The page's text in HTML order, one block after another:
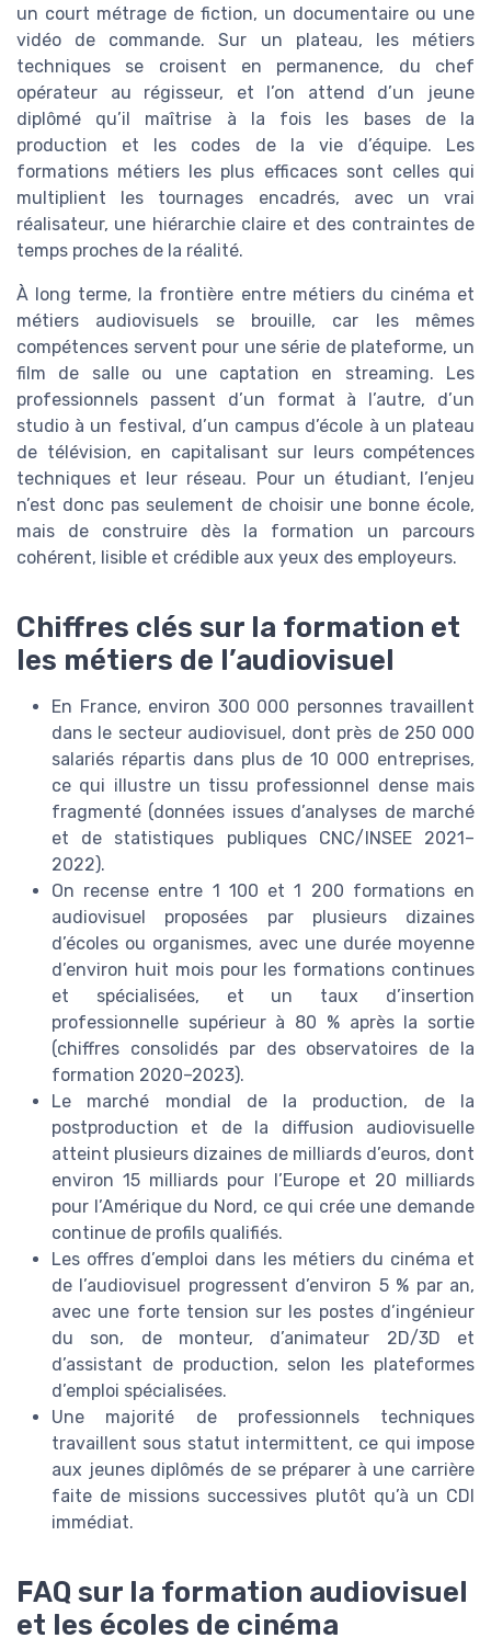
un court métrage de fiction, un documentaire ou une
vidéo de commande. Sur un plateau, les métiers
techniques se croisent en permanence, du chef
opérateur au régisseur, et l’on attend d’un jeune
diplômé qu’il maîtrise à la fois les bases de la
production et les codes de la vie d’équipe. Les
formations métiers les plus efficaces sont celles qui
multiplient les tournages encadrés, avec un vrai
réalisateur, une hiérarchie claire et des contraintes de
temps proches de la réalité.
À long terme, la frontière entre métiers du cinéma et
métiers audiovisuels se brouille, car les mêmes
compétences servent pour une série de plateforme, un
film de salle ou une captation en streaming. Les
professionnels passent d’un format à l’autre, d’un
studio à un festival, d’un campus d’école à un plateau
de télévision, en capitalisant sur leurs compétences
techniques et leur réseau. Pour un étudiant, l’enjeu
n’est donc pas seulement de choisir une bonne école,
mais de construire dès la formation un parcours
cohérent, lisible et crédible aux yeux des employeurs.
Chiffres clés sur la formation et
les métiers de l’audiovisuel
En France, environ 300 000 personnes travaillent
dans le secteur audiovisuel, dont près de 250 000
salariés répartis dans plus de 10 000 entreprises,
ce qui illustre un tissu professionnel dense mais
fragmenté (données issues d’analyses de marché
et de statistiques publiques CNC/INSEE 2021–
2022).
On recense entre 1 100 et 1 200 formations en
audiovisuel proposées par plusieurs dizaines
d’écoles ou organismes, avec une durée moyenne
d’environ huit mois pour les formations continues
et spécialisées, et un taux d’insertion
professionnelle supérieur à 80 % après la sortie
(chiffres consolidés par des observatoires de la
formation 2020–2023).
Le marché mondial de la production, de la
postproduction et de la diffusion audiovisuelle
atteint plusieurs dizaines de milliards d’euros, dont
environ 15 milliards pour l’Europe et 20 milliards
pour l’Amérique du Nord, ce qui crée une demande
continue de profils qualifiés.
Les offres d’emploi dans les métiers du cinéma et
de l’audiovisuel progressent d’environ 5 % par an,
avec une forte tension sur les postes d’ingénieur
du son, de monteur, d’animateur 2D/3D et
d’assistant de production, selon les plateformes
d’emploi spécialisées.
Une majorité de professionnels techniques
travaillent sous statut intermittent, ce qui impose
aux jeunes diplômés de se préparer à une carrière
faite de missions successives plutôt qu’à un CDI
immédiat.
FAQ sur la formation audiovisuel
et les écoles de cinéma